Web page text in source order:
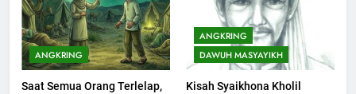
ANGKRING
Saat Semua Orang Terlelap,
ANGKRING
DAWUH MASYAYIKH
Kisah Syaikhona Kholil
201
Khutbah Jumat : Supaya Amal
Bisa Diterima
KHUTBAH